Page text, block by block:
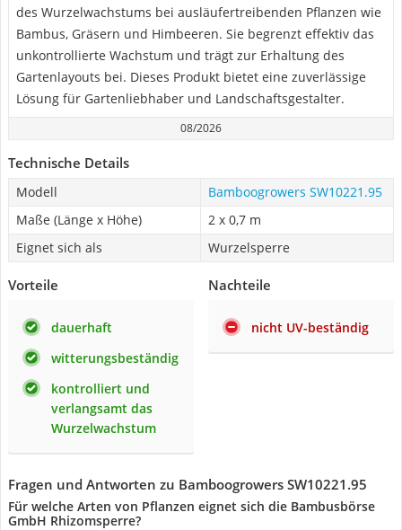
des Wurzelwachstums bei ausläufertreibenden Pflanzen wie
Bambus, Gräsern und Himbeeren. Sie begrenzt effektiv das
unkontrollierte Wachstum und trägt zur Erhaltung des
Gartenlayouts bei. Dieses Produkt bietet eine zuverlässige
Lösung für Gartenliebhaber und Landschaftsgestalter.
08/2026
Technische Details
Modell
Bamboogrowers SW10221.95
Maße (Länge x Höhe)
2 x 0,7 m
Eignet sich als
Wurzelsperre
Vorteile
dauerhaft
witterungsbeständig
kontrolliert und
verlangsamt das
Wurzelwachstum
Nachteile
nicht UV-beständig
Fragen und Antworten zu Bamboogrowers SW10221.95
Für welche Arten von Pflanzen eignet sich die Bambusbörse
GmbH Rhizomsperre?